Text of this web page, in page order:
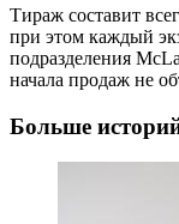
Тираж составит
при этом каждый
подразделения
начала продаж не
Больше